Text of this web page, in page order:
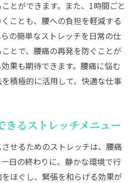
とができます。また、1時間ごと
ことも、腰への負担を軽減する
の簡単なストレッチを日常の仕
とで、腰痛の再発を防ぐことが
果も期待できます。腰痛に悩む
積極的に活用して、快適な仕事
きるストレッチメニュー
せるためのストレッチは、腰痛
日の終わりに、静かな環境で行
ほぐし、緊張を和らげる効果が